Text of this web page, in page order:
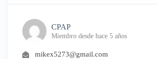
CPAP
Miembro desde hace 5 años
mikex5273@gmail.com